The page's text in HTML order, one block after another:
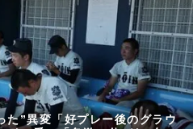
た”異変「好プレー後のグラウ